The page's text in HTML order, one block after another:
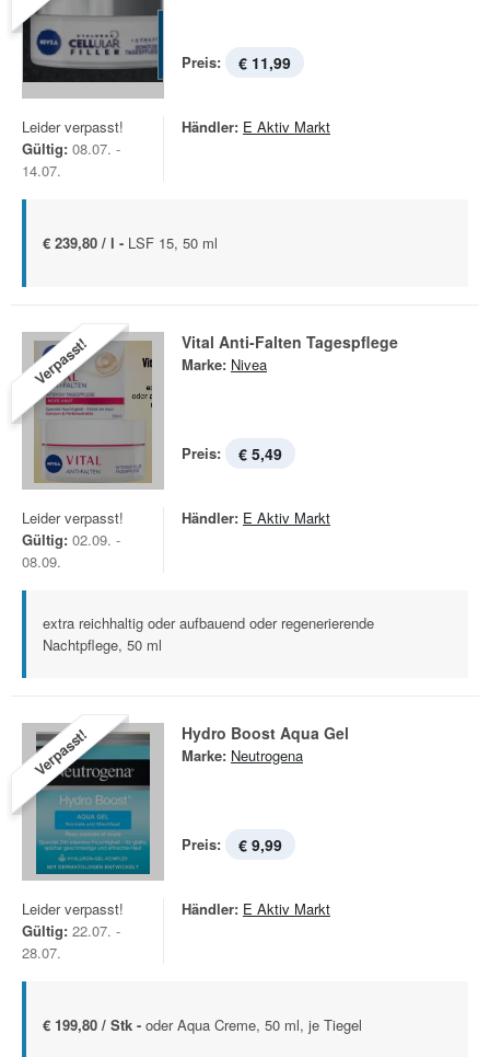
Preis: € 11,99
Leider verpasst!
Gültig: 08.07. -
14.07.
Händler: E Aktiv Markt
€ 239,80 / l - LSF 15, 50 ml
Verpasst! Vital Anti-Falten Tagespflege
Marke: Nivea
Preis: € 5,49
Leider verpasst!
Gültig: 02.09. -
08.09.
Händler: E Aktiv Markt
extra reichhaltig oder aufbauend oder regenerierende
Nachtpflege, 50 ml
Verpasst! Hydro Boost Aqua Gel
Marke: Neutrogena
Preis: € 9,99
Leider verpasst!
Gültig: 22.07. -
28.07.
Händler: E Aktiv Markt
€ 199,80 / Stk - oder Aqua Creme, 50 ml, je Tiegel